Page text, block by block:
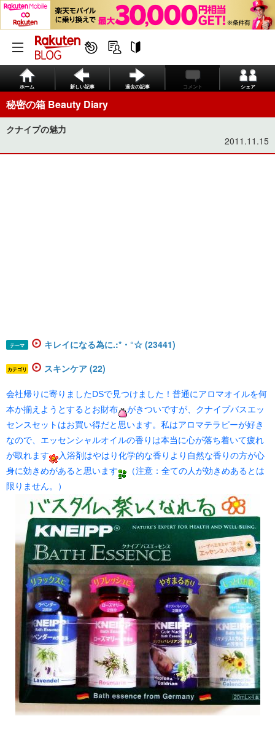
ホーム 新しい記事 過去の記事 コメント シェア
秘密の箱 Beauty Diary
クナイプの魅力
2011.11.15
テーマ キレイになる為に.:*・°☆ (23441)
カテゴリ スキンケア (22)
会社帰りに寄りましたDSで見つけました！普通にアロマオイルを何
本か揃えようとするとお財布
がきついですが、クナイプバスエッ
センスセットはお買い得だと思います。私はアロマテラピーが好き
なので、エッセンシャルオイルの香りは本当に心が落ち着いて疲れ
が取れます
入浴剤はやはり化学的な香りより自然な香りの方が心
身に効きめがあると思います
（注意：全ての人が効きめあるとは
限りません。）